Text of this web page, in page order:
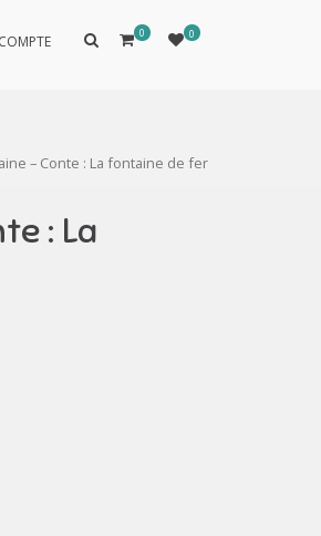
Afficher0 0
– Conte : La fontaine de fer
: La